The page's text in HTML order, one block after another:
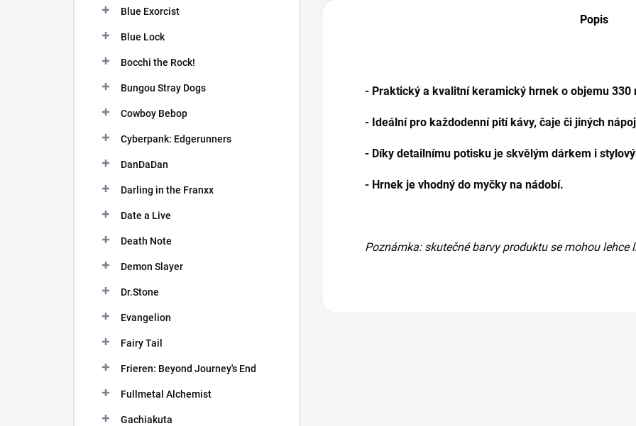
Blue Exorcist
Blue Lock
Bocchi the Rock!
Bungou Stray Dogs
Cowboy Bebop
Cyberpank: Edgerunners
DanDaDan
Darling in the Franxx
Date a Live
Death Note
Demon Slayer
Dr.Stone
Evangelion
Fairy Tail
Frieren: Beyond Journey's End
Fullmetal Alchemist
Gachiakuta
Popis
- Praktický a kvalitní keramický hrnek o objemu 330
- Ideální pro každodenní pití kávy, čaje či jiných
- Díky detailnímu potisku je skvělým dárkem i
- Hrnek je vhodný do myčky na nádobí.
Poznámka: skutečné barvy produktu se mohou lehce